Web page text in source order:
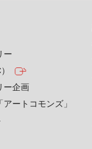
ー
ー企画
ートコモンズ」